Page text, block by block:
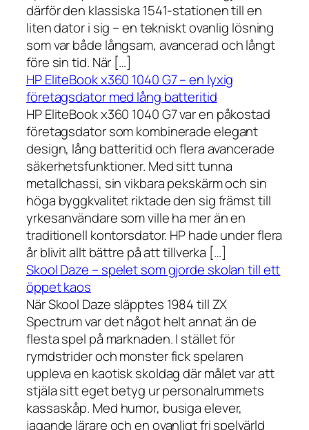
därför den klassiska 1541-stationen till en
liten dator i sig – en tekniskt ovanlig lösning
som var både långsam, avancerad och långt
före sin tid. När […]
HP EliteBook x360 1040 G7 – en lyxig
företagsdator med lång batteritid
HP EliteBook x360 1040 G7 var en påkostad
företagsdator som kombinerade elegant
design, lång batteritid och flera avancerade
säkerhetsfunktioner. Med sitt tunna
metallchassi, sin vikbara pekskärm och sin
höga byggkvalitet riktade den sig främst till
yrkesanvändare som ville ha mer än en
traditionell kontorsdator. HP hade under flera
år blivit allt bättre på att tillverka […]
Skool Daze – spelet som gjorde skolan till ett
öppet kaos
När Skool Daze släpptes 1984 till ZX
Spectrum var det något helt annat än de
flesta spel på marknaden. I stället för
rymdstrider och monster fick spelaren
uppleva en kaotisk skoldag där målet var att
stjäla sitt eget betyg ur personalrummets
kassaskåp. Med humor, busiga elever,
jagande lärare och en ovanligt fri spelvärld